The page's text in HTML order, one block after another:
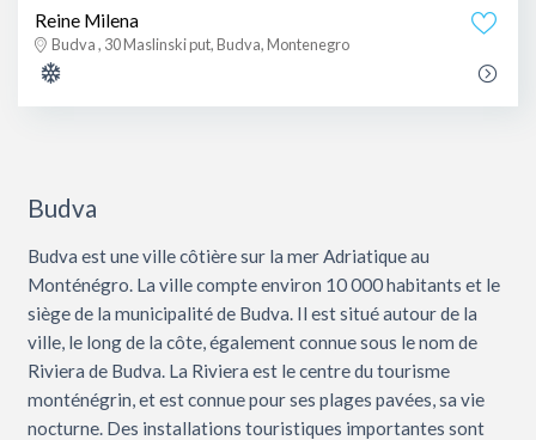
Reine Milena
Budva , 30 Maslinski put, Budva, Montenegro
Budva
Budva est une ville côtière sur la mer Adriatique au
Monténégro. La ville compte environ 10 000 habitants et le
siège de la municipalité de Budva. Il est situé autour de la
ville, le long de la côte, également connue sous le nom de
Riviera de Budva. La Riviera est le centre du tourisme
monténégrin, et est connue pour ses plages pavées, sa vie
nocturne. Des installations touristiques importantes sont